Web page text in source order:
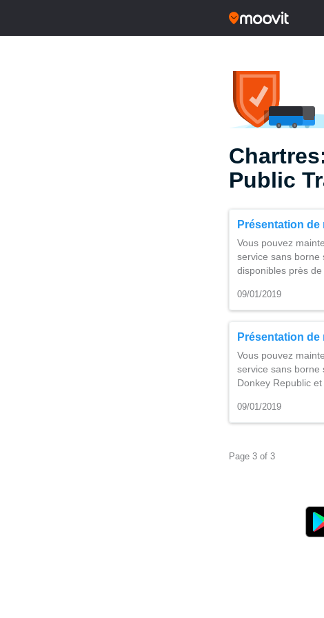
Public
Présentation
Vous pouvez
service sans borne
disponibles près
09/01/2019
Présentation
Vous pouvez
service sans borne
Donkey Republic
09/01/2019
Page 3 of 3